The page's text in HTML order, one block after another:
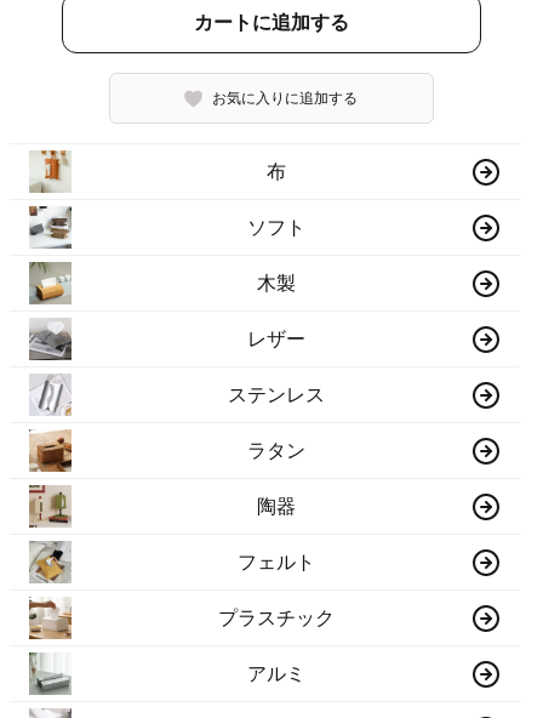
カートに追加する
お気に入りに追加する
布
ソフト
木製
レザー
ステンレス
ラタン
陶器
フェルト
プラスチック
アルミ